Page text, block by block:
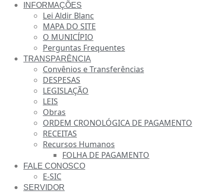
INFORMAÇÕES
Lei Aldir Blanc
MAPA DO SITE
O MUNICÍPIO
Perguntas Frequentes
TRANSPARÊNCIA
Convênios e Transferências
DESPESAS
LEGISLAÇÃO
LEIS
Obras
ORDEM CRONOLÓGICA DE PAGAMENTO
RECEITAS
Recursos Humanos
FOLHA DE PAGAMENTO
FALE CONOSCO
E-SIC
SERVIDOR